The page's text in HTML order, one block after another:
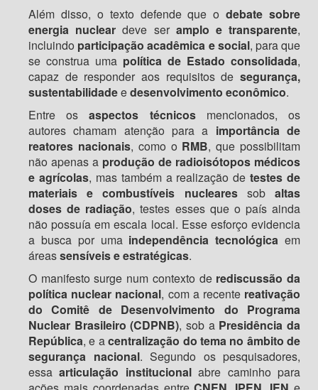
Além disso, o texto defende que odebate sobre
energia nuclear deve ser amplo e transparente,
incluindo participação acadêmica e social, para que
se construa uma política de Estado consolidada,
capaz de responder aos requisitos de segurança,
sustentabilidadeedesenvolvimento econômico.
Entre osaspectos técnicosmencionados, os
autores chamam atenção para a importância de
reatores nacionais, como o RMB, que possibilitam
não apenas a produção de radioisótopos médicos
e agrícolas, mas também a realização detestes de
materiais e combustíveis nuclearessobaltas
doses de radiação, testes esses que o país ainda
não possuía em escala local. Esse esforço evidencia
a busca por uma independência tecnológica em
áreassensíveis e estratégicas.
O manifesto surge num contexto de rediscussão da
política nuclear nacional, com a recente reativação
do Comitê de Desenvolvimento do Programa
Nuclear Brasileiro (CDPNB), sob a Presidência da
República, e acentralização do tema no âmbito de
segurança nacional. Segundo os pesquisadores,
essaarticulação institucionalabre caminho para